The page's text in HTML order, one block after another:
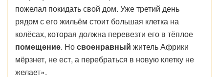
пожелал покидать свой дом. Уже третий день
рядом с его жильём стоит большая клетка на
колёсах, которая должна перевезти его в тёплое
помещение. Носвоенравный житель Африки
мёрзнет, не ест, а перебраться в новую клетку не
желает».